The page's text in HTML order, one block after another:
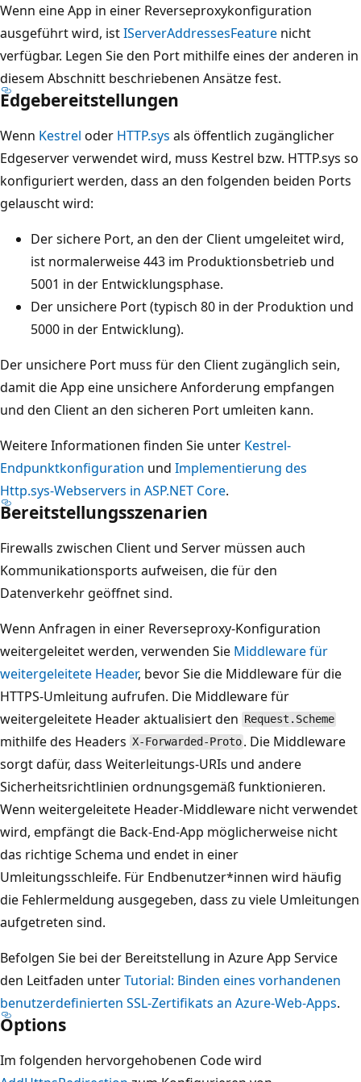
Wenn eine App in einer Reverseproxykonfiguration
ausgeführt wird, istIServerAddressesFeature nicht
verfügbar. Legen Sie den Port mithilfe eines der anderen in
diesem Abschnitt beschriebenen Ansätze fest.
Edgebereitstellungen
Wenn Kestrel oder HTTP.sys als öffentlich zugänglicher
Edgeserver verwendet wird, muss Kestrel bzw. HTTP.sys so
konfiguriert werden, dass an den folgenden beiden Ports
gelauscht wird:
Der sichere Port, an den der Client umgeleitet wird,
ist normalerweise 443 im Produktionsbetrieb und
5001 in der Entwicklungsphase.
Der unsichere Port (typisch 80 in der Produktion und
5000 in der Entwicklung).
Der unsichere Port muss für den Client zugänglich sein,
damit die App eine unsichere Anforderung empfangen
und den Client an den sicheren Port umleiten kann.
Weitere Informationen finden Sie unter Kestrel-
Endpunktkonfiguration und Implementierung des
Http.sys-Webservers in ASP.NET Core.
Bereitstellungsszenarien
Firewalls zwischen Client und Server müssen auch
Kommunikationsports aufweisen, die für den
Datenverkehr geöffnet sind.
Wenn Anfragen in einer Reverseproxy-Konfiguration
weitergeleitet werden, verwenden Sie Middleware für
weitergeleitete Header, bevor Sie die Middleware für die
HTTPS-Umleitung aufrufen. Die Middleware für
weitergeleitete Header aktualisiert den Request.Scheme
mithilfe des Headers X-Forwarded-Proto . Die Middleware
sorgt dafür, dass Weiterleitungs-URIs und andere
Sicherheitsrichtlinien ordnungsgemäß funktionieren.
Wenn weitergeleitete Header-Middleware nicht verwendet
wird, empfängt die Back-End-App möglicherweise nicht
das richtige Schema und endet in einer
Umleitungsschleife. Für Endbenutzer*innen wird häufig
die Fehlermeldung ausgegeben, dass zu viele Umleitungen
aufgetreten sind.
Befolgen Sie bei der Bereitstellung in Azure App Service
den Leitfaden unterTutorial: Binden eines vorhandenen
benutzerdefinierten SSL-Zertifikats an Azure-Web-Apps.
Options
Im folgenden hervorgehobenen Code wird